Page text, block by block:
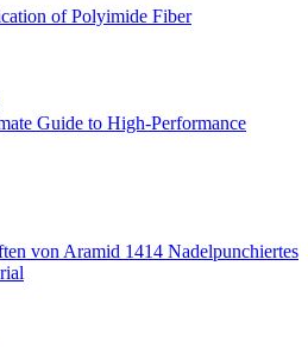
of Polyimide Fiber
Guide to High-Performance
von Aramid 1414 Nadelpunchiertes